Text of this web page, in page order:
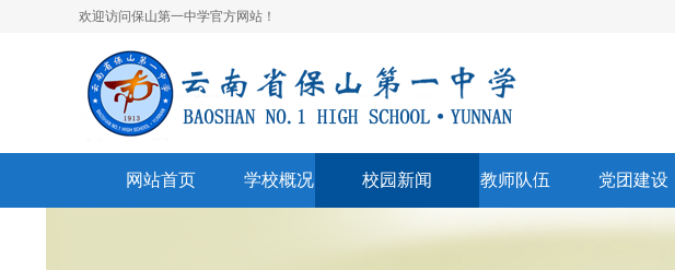
欢迎访问保山第一中学官方网站！
网站首页 学校概况 校园新闻 教师队伍 党团建设